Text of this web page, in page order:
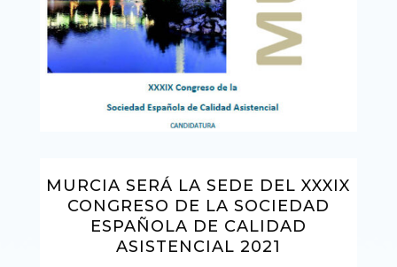
MURCIA SERÁ LA SEDE DEL XXXIX
CONGRESO DE LA SOCIEDAD
ESPAÑOLA DE CALIDAD
ASISTENCIAL 2021